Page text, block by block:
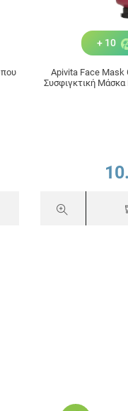
+ 10
Apivita Face Mask
Συσφιγκτική